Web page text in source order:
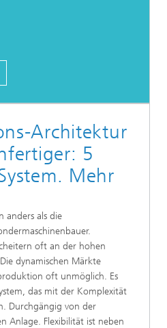
Architektur
5
Mehr
anders als die
oft an der hohen
dynamischen Märkte
oft unmöglich. Es
das mit der Komplexität
Durchgängig von der
Anlage. Flexibilität ist neben